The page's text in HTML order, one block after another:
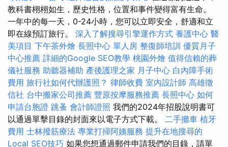
教科書栩栩如生，歷史性格，位置和事件變得富有生命。
一年中的每一天，0-24小時，您可以立即安全，舒適和立
即在線預訂旅行。 深入了解搜尋引擎運作方式 養護中心 醫
美項目 下午茶外燴 長照中心 單人房 整復師培訓 優質月子
中心推薦 詳細的Google SEO教學 桃園外燴 值得信賴的葬
儀社服務 助聽器補助 產後護理之家 月子中心 白內障手術
費用 旅行社如何代辦護照？ 律師收費 室內設計師 高雄徵
信社 台中搬家公司推薦 豐原按摩服務推薦 長照中心 如何
申請台胞證 跳蚤 會計師證照 我們的2024年招股說明書可
以通過單擊目錄的封面來以電子方式下載。 二手攤車 植牙
費用 士林撥筋療法 專業打掃阿姨服務 提升在地搜尋的
Local SEO技巧 如果您想通過郵件申請我們的目錄，請單